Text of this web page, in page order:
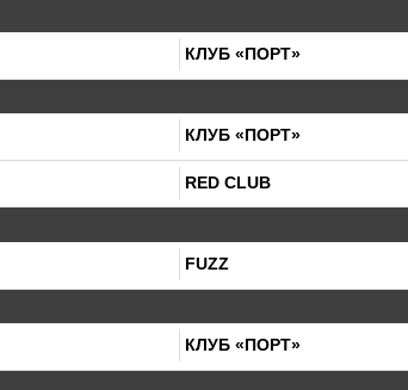
КЛУБ «ПОРТ»
КЛУБ «ПОРТ»
RED CLUB
FUZZ
КЛУБ «ПОРТ»